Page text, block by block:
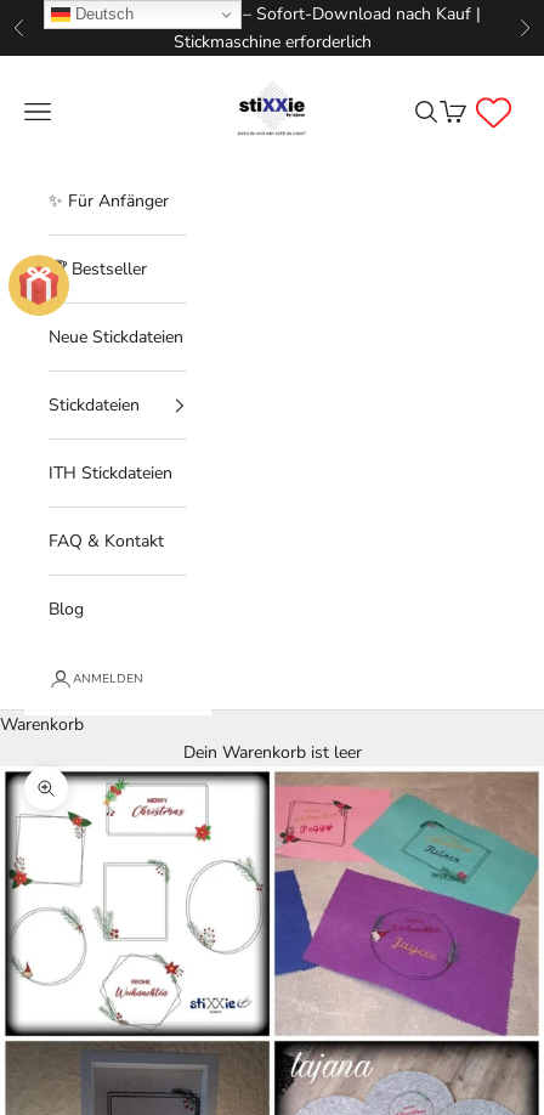
Zum Inhalt springen
Zurück
📥 Digitale Stickdateien – Sofort-Download nach Kauf |
Stickmaschine erforderlich
STIXXIE LLC
Menü
SuchenWarenkorb
✨ Für Anfänger
🏆 Bestseller
Neue Stickdateien
Stickdateien
ITH Stickdateien
FAQ & Kontakt
Blog
ANMELDEN
Warenkorb
Dein Warenkorb ist leer
Bild vergrößern
Deutsch